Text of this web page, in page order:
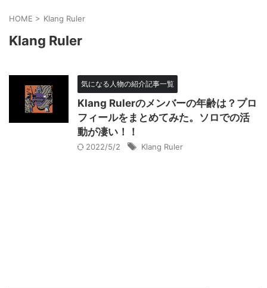
HOME > Klang Ruler
Klang Ruler
気になる人物の紹介記事一覧
Klang Rulerのメンバーの年齢は？プロ
フィールをまとめてみた。ソロでの活
動が凄い！！
2022/5/2 Klang Ruler